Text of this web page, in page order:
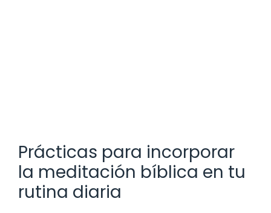
Prácticas para incorporar
la meditación bíblica en tu
rutina diaria